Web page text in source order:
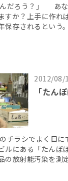
だろう？」 あな
すか？上手に作れ
保存されるという
れる中、静岡の幼
2012/08/
「たん
ラシでよく目に
ルにある「たんぽ
の放射能汚染を測
ート。デモや集会